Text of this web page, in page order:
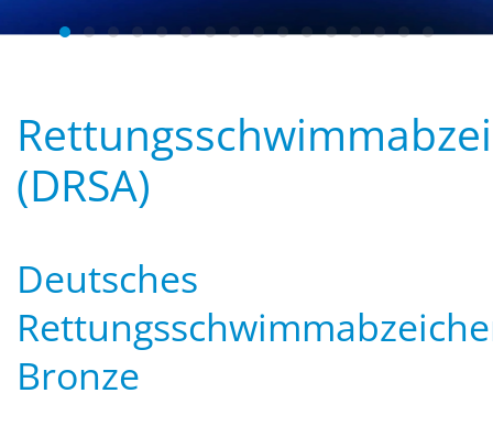
(DRSA)
Deutsches
Bronze